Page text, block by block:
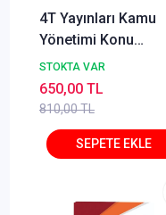
4T Yayınları Kamu
Yönetimi Konu
Anlatımı Oktay Kuşer
STOKTA VAR
810,00 TL
650,00 TL